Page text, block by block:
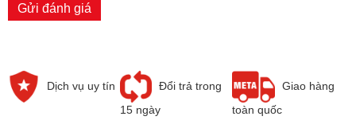
Gửi đánh giá
Dịch vụ uy tín
Đổi trả trong
15 ngày
Giao hàng
toàn quốc